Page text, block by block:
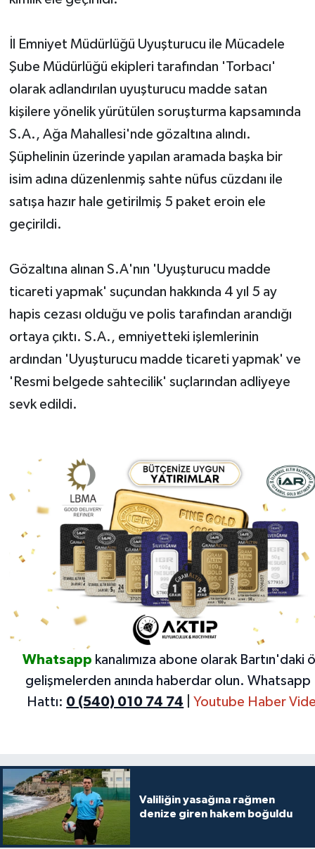
İl Emniyet Müdürlüğü Uyuşturucu ile Mücadele
Şube Müdürlüğü ekipleri tarafından 'Torbacı'
olarak adlandırılan uyuşturucu madde satan
kişilere yönelik yürütülen soruşturma kapsamında
S.A., Ağa Mahallesi'nde gözaltına alındı.
Şüphelinin üzerinde yapılan aramada başka bir
isim adına düzenlenmiş sahte nüfus cüzdanı ile
satışa hazır hale getirilmiş 5 paket eroin ele
geçirildi.
Gözaltına alınan S.A'nın 'Uyuşturucu madde
ticareti yapmak' suçundan hakkında 4 yıl 5 ay
hapis cezası olduğu ve polis tarafından arandığı
ortaya çıktı. S.A., emniyetteki işlemlerinin
ardından 'Uyuşturucu madde ticareti yapmak' ve
'Resmi belgede sahtecilik' suçlarından adliyeye
sevk edildi.
Whatsapp kanalımıza abone olarak Bartın'daki
gelişmelerden anında haberdar olun. Whatsapp
Hattı: 0 (540) 010 74 74 Youtube Haber
Valiliğin yasağına rağmen
denize giren hakem boğuldu